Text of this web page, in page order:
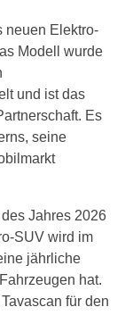
neuen Elektro-
Modell wurde
und ist das
Es
seine
Jahres 2026
SUV wird im
jährliche
hat.
für den